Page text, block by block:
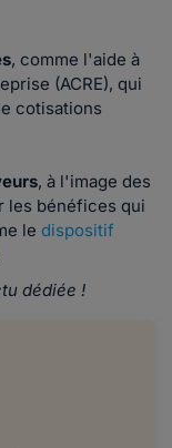
, comme l'aide à
(ACRE), qui
cotisations
, à l'image des
les bénéfices qui
le dispositif
dédiée !